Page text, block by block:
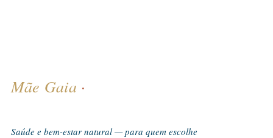
Mãe Gaia ·
Saúde e bem-estar natural — para quem escolhe